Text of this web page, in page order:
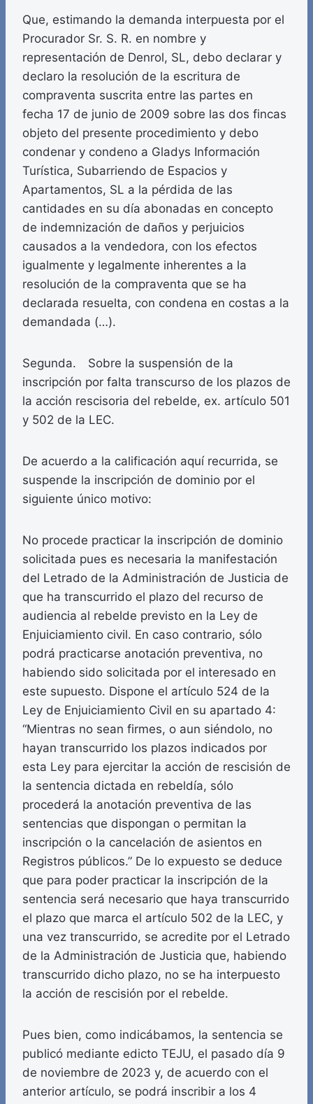
Que, estimando la demanda interpuesta por el
Procurador Sr. S. R. en nombre y
representación de Denrol, SL, debo declarar y
declaro la resolución de la escritura de
compraventa suscrita entre las partes en
fecha 17 de junio de 2009 sobre las dos fincas
objeto del presente procedimiento y debo
condenar y condeno a Gladys Información
Turística, Subarriendo de Espacios y
Apartamentos, SL a la pérdida de las
cantidades en su día abonadas en concepto
de indemnización de daños y perjuicios
causados a la vendedora, con los efectos
igualmente y legalmente inherentes a la
resolución de la compraventa que se ha
declarada resuelta, con condena en costas a la
demandada (…).
Segunda. Sobre la suspensión de la
inscripción por falta transcurso de los plazos de
la acción rescisoria del rebelde, ex. artículo 501
y 502 de la LEC.
De acuerdo a la calificación aquí recurrida, se
suspende la inscripción de dominio por el
siguiente único motivo:
No procede practicar la inscripción de dominio
solicitada pues es necesaria la manifestación
del Letrado de la Administración de Justicia de
que ha transcurrido el plazo del recurso de
audiencia al rebelde previsto en la Ley de
Enjuiciamiento civil. En caso contrario, sólo
podrá practicarse anotación preventiva, no
habiendo sido solicitada por el interesado en
este supuesto. Dispone el artículo 524 de la
Ley de Enjuiciamiento Civil en su apartado 4:
“Mientras no sean firmes, o aun siéndolo, no
hayan transcurrido los plazos indicados por
esta Ley para ejercitar la acción de rescisión de
la sentencia dictada en rebeldía, sólo
procederá la anotación preventiva de las
sentencias que dispongan o permitan la
inscripción o la cancelación de asientos en
Registros públicos.” De lo expuesto se deduce
que para poder practicar la inscripción de la
sentencia será necesario que haya transcurrido
el plazo que marca el artículo 502 de la LEC, y
una vez transcurrido, se acredite por el Letrado
de la Administración de Justicia que, habiendo
transcurrido dicho plazo, no se ha interpuesto
la acción de rescisión por el rebelde.
Pues bien, como indicábamos, la sentencia se
publicó mediante edicto TEJU, el pasado día 9
de noviembre de 2023 y, de acuerdo con el
anterior artículo, se podrá inscribir a los 4